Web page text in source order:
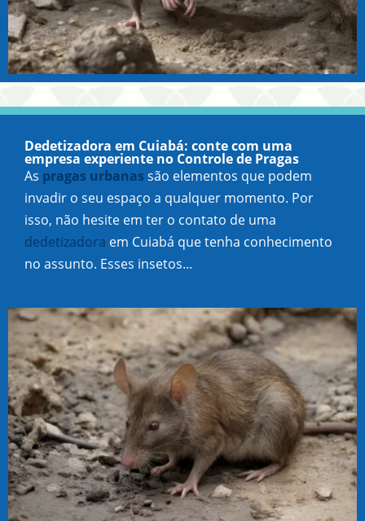
Dedetizadora em Cuiabá: conte com uma
empresa experiente no Controle de Pragas
As pragas urbanas são elementos que podem
invadir o seu espaço a qualquer momento. Por
isso, não hesite em ter o contato de uma
dedetizadora em Cuiabá que tenha conhecimento
no assunto. Esses insetos...